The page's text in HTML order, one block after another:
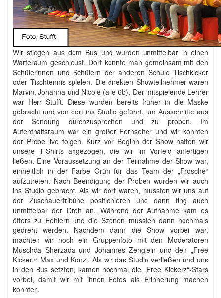
Wir stiegen aus dem Bus und wurden unmittelbar in einen
Warteraum geschleust. Dort konnte man gemeinsam mit den
Schülerinnen und Schülern der anderen Schule Tischkicker
oder Tischtennis spielen. Die direkten Showteilnehmer waren
Marvin, Johanna und Nicole (alle 6b). Der mitspielende Lehrer
war Herr Stufft. Diese wurden bereits früher in die Maske
gebracht und von dort ins Studio geführt, um Ausschnitte aus
der Sendung durchzusprechen und zu proben. Im
Aufenthaltsraum war ein großer Fernseher und wir konnten
der Probe live folgen. Kurz vor Beginn der Show hatten wir
unsere T-Shirts angezogen, die wir im Vorfeld anfertigen
ließen. Eine Voraussetzung an der Teilnahme der Show war,
einheitlich in der Farbe Grün für das Team der „Frösche“
aufzutreten. Nach Beendigung der Proben wurden wir auch
ins Studio gebracht. Als wir dort waren, mussten wir uns auf
der Zuschauertribüne positionieren und dann fing auch
unmittelbar der Dreh an. Während der Aufnahme kam es
öfters zu Fehlern und die Szenen mussten dann nochmals
gedreht werden. Nachdem dann die Show vorbei war,
machten wir noch ein Gruppenfoto mit den Moderatoren
Muschda Sherzada und Johannes Zenglein und den „Free
Kickerz“ Max und Konzi. Als wir das Studio verließen und uns
in den Bus setzten, kamen nochmal die „Free Kickerz“-Stars
vorbei, damit wir mit ihnen Fotos als Erinnerung machen
konnten.